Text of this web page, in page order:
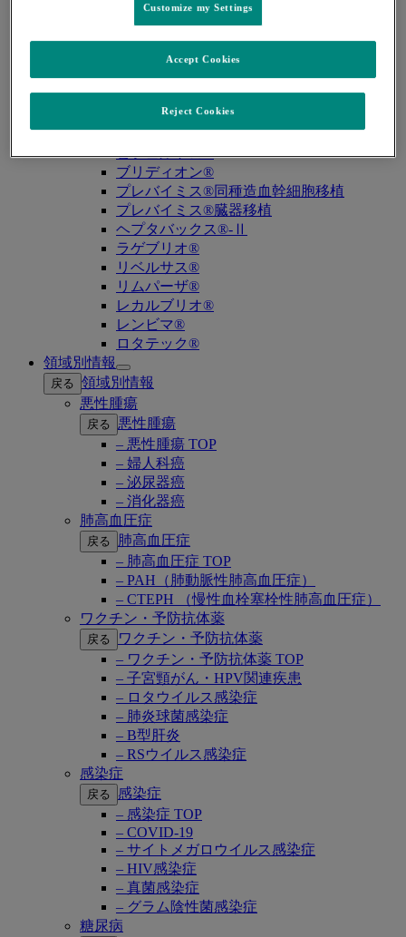
ゾリンザ®
ノクサフィル®
戻る ハ・マ・ラ行
バクニュバンス®（小児）
バクニュバンス®（成人）
ピフェルトロ®
ブリディオン®
プレバイミス®同種造血幹細胞移植
プレバイミス®臓器移植
ヘプタバックス®-Ⅱ
ラゲブリオ®
リベルサス®
リムパーザ®
レカルブリオ®
レンビマ®
ロタテック®
領域別情報
Open
submenu
戻る 領域別情報
悪性腫瘍
戻る
悪性腫瘍
– 悪性腫瘍 TOP
– 婦人科癌
– 泌尿器癌
– 消化器癌
肺高血圧症
戻る
肺高血圧症
– 肺高血圧症 TOP
– PAH（肺動脈性肺高血圧症）
– CTEPH （慢性血栓塞栓性肺高血圧症）
ワクチン・予防抗体薬
戻る
ワクチン・予防抗体薬
– ワクチン・予防抗体薬 TOP
– 子宮頸がん・HPV関連疾患
– ロタウイルス感染症
– 肺炎球菌感染症
– B型肝炎
– RSウイルス感染症
感染症
戻る
感染症
– 感染症 TOP
– COVID-19
– サイトメガロウイルス感染症
– HIV感染症
– 真菌感染症
– グラム陰性菌感染症
糖尿病
Customize my Settings
Reject Cookies
Accept Cookies